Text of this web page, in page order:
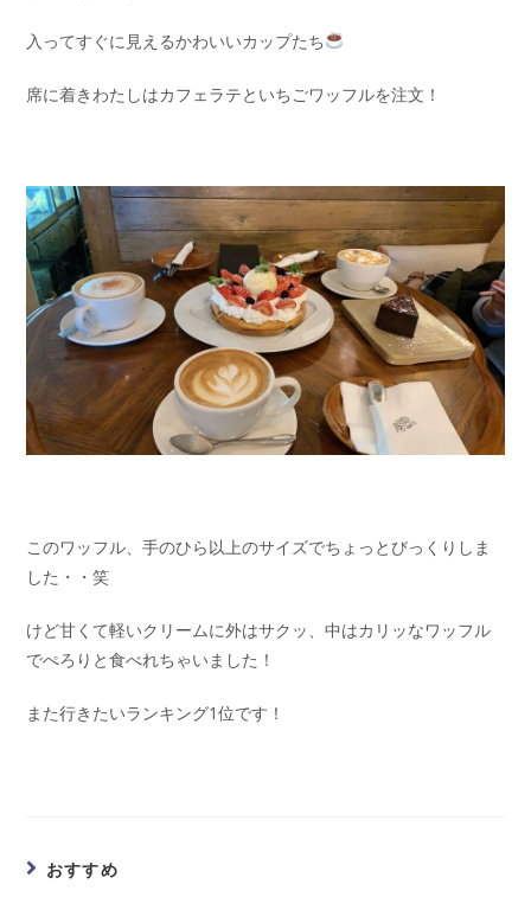
入ってすぐに見えるかわいいカップたち
席に着きわたしはカフェラテといちごワッフルを注文！
このワッフル、手のひら以上のサイズでちょっとびっくりしま
した・・笑
けど甘くて軽いクリームに外はサクッ、中はカリッなワッフル
でぺろりと食べれちゃいました！
また行きたいランキング1位です！
おすすめ